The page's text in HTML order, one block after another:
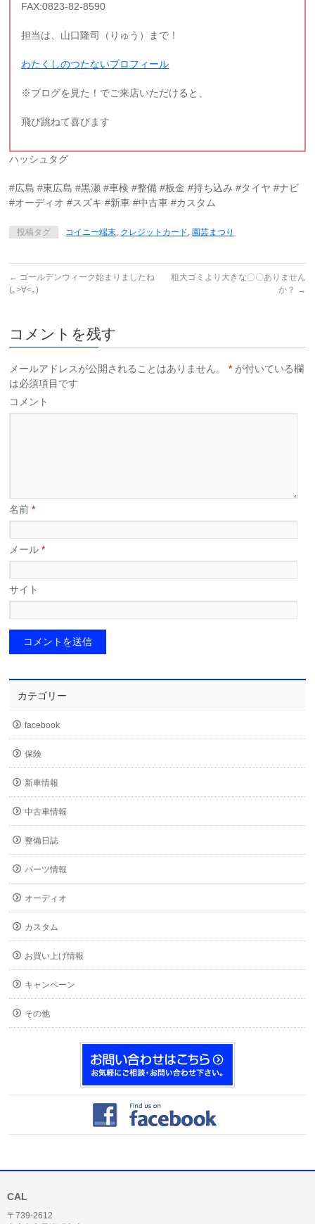
FAX:0823-82-8590
担当は、山口隆司（りゅう）まで！
わたくしのつたないプロフィール
※ブログを見た！でご来店いただけると、
飛び跳ねて喜びます
ハッシュタグ
#広島 #東広島 #黒瀬 #車検 #整備 #板金 #持ち込み #タイヤ #ナビ
#オーディオ #スズキ #新車 #中古車 #カスタム
投稿タグ コイニー端末, クレジットカード, 園芸まつり
← ゴールデンウィーク始まりましたね
(｡>∀<｡)
粗大ゴミより大きな〇〇ありません
か？ →
コメントを残す
メールアドレスが公開されることはありません。 * が付いている欄
は必須項目です
コメント
名前*
メール*
サイト
カテゴリー
facebook
保険
新車情報
中古車情報
整備日誌
パーツ情報
オーディオ
カスタム
お買い上げ情報
キャンペーン
その他
CAL
〒739-2612